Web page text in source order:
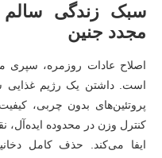
سبک زندگی سالم
مجدد جنین
اصلاح عادات روزمره، سپری
است. داشتن یک رژیم غذایی
پروتئین‌های بدون چربی،
کنترل وزن در محدوده ایده‌آل،
ایفا می‌کند. حذف کامل